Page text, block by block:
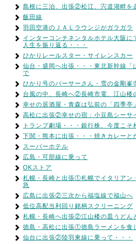
島根に三泊、出張②松江、宍道湖畔を
飯田線
羽田空港のＪＡＬラウンジがガラガラ
インターコンチネンタルホテル大阪に
人生を振り返る・・・
ひかりレールスター・サイレンスカー
仙台・盛岡へ出張・・・東北新幹線「
で
ひかり号のパーサーさん・雪の金剛峯
台風の中、長崎へ②長崎市電、江山楼
幸せの居酒屋・青森は弘前の「四季亭」
高松に出張②幸せの宿：小豆島シーサ
トランプ劇場・・・銀行株、今度こそ
下関・熊本に出張・・・焼きカレーと
スーパーホテル
広島・可部線に乗って
OKストア
札幌・長崎と出張①札幌でイタリアン
急
広島に出張②三次から福塩線で福山へ
低位高配当利回り銘柄スクリーニング
札幌・長崎へ出張②江山楼の皿うどん
徳島・高松に出張①徳島ラーメンを食
仙台に出張②陸羽東線に乗って・・・